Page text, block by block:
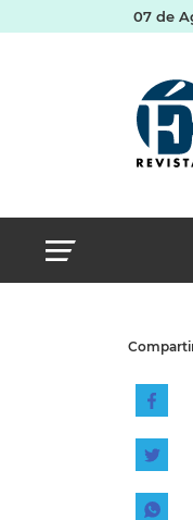
07 de